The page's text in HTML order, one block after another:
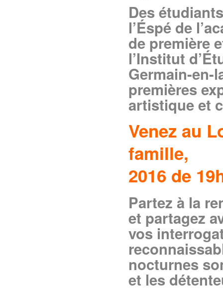
Des
l’Éspé de
de première
l’Institut
Germain-en-
premières
artistique et
Venez au
2016 de
Partez à la
et partagez
vos
nocturnes
et les